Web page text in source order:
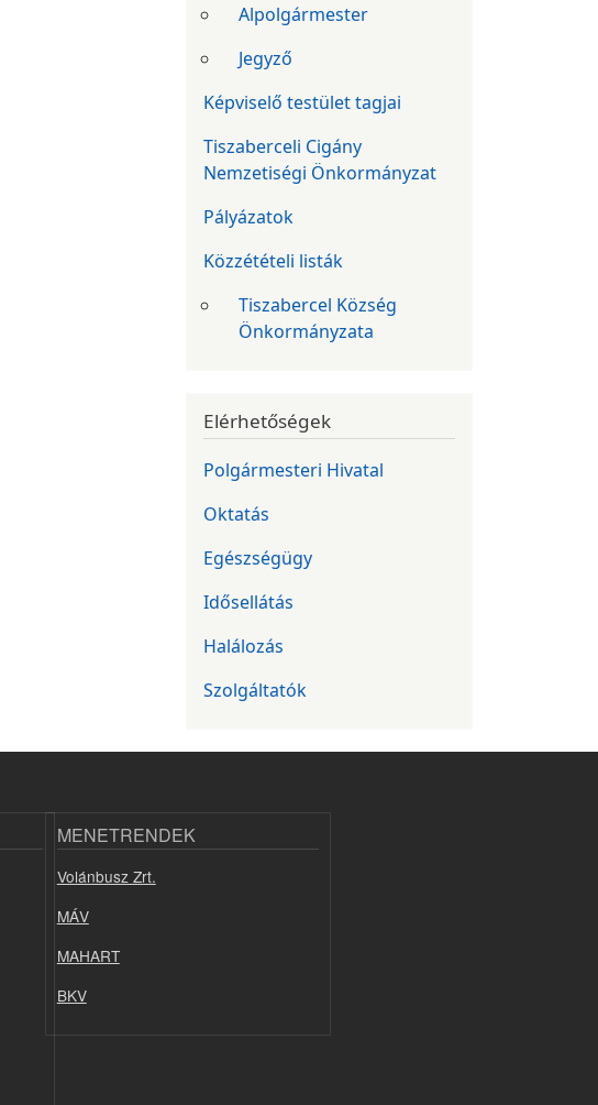
Alpolgármester
Jegyző
Képviselő testület tagjai
Tiszaberceli Cigány
Nemzetiségi Önkormányzat
Pályázatok
Közzétételi listák
Tiszabercel Község
Önkormányzata
Elérhetőségek
Polgármesteri Hivatal
Oktatás
Egészségügy
Idősellátás
Halálozás
Szolgáltatók
MENETRENDEK
Volánbusz Zrt.
MÁV
MAHART
BKV